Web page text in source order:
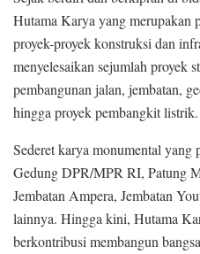
Hutama Karya yang merupakan
proyek-proyek konstruksi dan
menyelesaikan sejumlah proyek
pembangunan jalan, jembatan,
hingga proyek pembangkit listrik.
Sederet karya monumental yang
Gedung DPR/MPR RI, Patung
Jembatan Ampera, Jembatan
lainnya. Hingga kini, Hutama
berkontribusi membangun